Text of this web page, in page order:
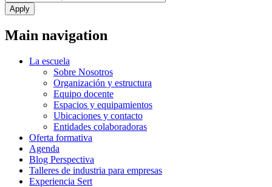
Main navigation
La escuela
Sobre Nosotros
Organización y estructura
Equipo docente
Espacios y equipamientos
Ubicaciones y contacto
Entidades colaboradoras
Oferta formativa
Agenda
Blog Perspectiva
Talleres de industria para empresas
Experiencia Sert